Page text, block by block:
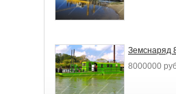
Земснаряд
8000000